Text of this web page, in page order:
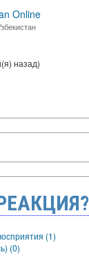
Online
назад)
(1)
(0)